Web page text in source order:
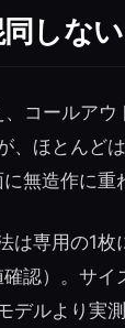
しな
コールア
ほとんど
無造作に重
は専用の1
認）。サ
デルより実